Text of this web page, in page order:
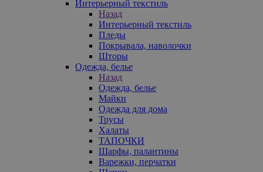
Интерьерный текстиль
Назад
Интерьерный текстиль
Пледы
Покрывала, наволочки
Шторы
Одежда, белье
Назад
Одежда, белье
Майки
Одежда для дома
Трусы
Халаты
ТАПОЧКИ
Шарфы, палантины
Варежки, перчатки